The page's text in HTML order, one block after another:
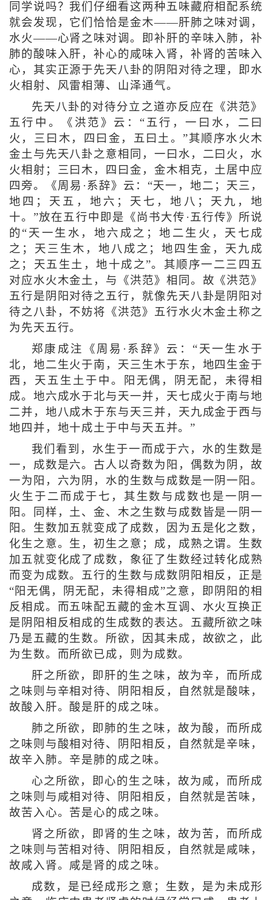
同学说吗？我们仔细看这两种五味藏府相配系统
就会发现，它们恰恰是金木——肝肺之味对调，
水火——心肾之味对调。即补肝的辛味入肺，补
肺的酸味入肝，补心的咸味入肾，补肾的苦味入
心，其实正源于先天八卦的阴阳对待之理，即水
火相射、风雷相薄、山泽通气。
先天八卦的对待分立之道亦反应在《洪范》
五行中。《洪范》云：“五行，一曰水，二曰
火，三曰木，四曰金，五曰土。”其顺序水火木
金土与先天八卦之意相同，一曰水，二曰火，水
火相射；三曰木，四曰金，金木相克，土居中应
四旁。《周易·系辞》云：“天一，地二；天三，
地四；天五，地六；天七，地八；天九，地
十。”放在五行中即是《尚书大传·五行传》所说
的“天一生水，地六成之；地二生火，天七成
之；天三生木，地八成之；地四生金，天九成
之；天五生土，地十成之”。其顺序一二三四五
对应水火木金土，与《洪范》相同。故《洪范》
五行是阴阳对待之五行，就像先天八卦是阴阳对
待之八卦，不妨将《洪范》五行水火木金土称之
为先天五行。
郑康成注《周易·系辞》云：“天一生水于
北，地二生火于南，天三生木于东，地四生金于
西，天五生土于中。阳无偶，阴无配，未得相
成。地六成水于北与天一并，天七成火于南与地
二并，地八成木于东与天三并，天九成金于西与
地四并，地十成土于中与天五并。”
我们看到，水生于一而成于六，水的生数是
一，成数是六。古人以奇数为阳，偶数为阴，故
一为阳，六为阴，水的生数与成数是一阴一阳。
火生于二而成于七，其生数与成数也是一阴一
阳。同样，土、金、木之生数与成数皆是一阴一
阳。生数加五就变成了成数，因为五是化之数，
化生之意。生，初生之意；成，成熟之谓。生数
加五就变化成了成数，象征了生数经过转化成熟
而变为成数。五行的生数与成数阴阳相反，正是
“阳无偶，阴无配，未得相成”之意，即阴阳的相
反相成。而五味配五藏的金木互调、水火互换正
是阴阳相反相成的生成数的表达。五藏所欲之味
乃是五藏的生数。所欲，因其未成，故欲之，此
为生数。而所欲已成，则为成数。
肝之所欲，即肝的生之味，故为辛，而所成
之味则与辛相对待、阴阳相反，自然就是酸味，
故酸入肝。酸是肝的成之味。
肺之所欲，即肺的生之味，故为酸，而所成
之味则与酸相对待、阴阳相反，自然就是辛味，
故辛入肺。辛是肺的成之味。
心之所欲，即心的生之味，故为咸，而所成
之味则与咸相对待、阴阳相反，自然就是苦味，
故苦入心。苦是心的成之味。
肾之所欲，即肾的生之味，故为苦，而所成
之味则与苦相对待、阴阳相反，自然就是咸味，
故咸入肾。咸是肾的成之味。
成数，是已经成形之意；生数，是为未成形